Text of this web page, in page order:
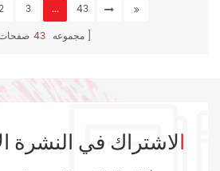
3 ...
43
مجموعه 43
الاشتراك في النشرة